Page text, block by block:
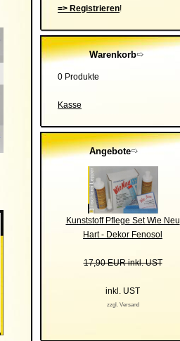
=> Registrieren!
Warenkorb
0 Produkte
Kasse
Angebote
Kunststoff Pflege Set Wie Neu
Hart - Dekor Fenosol
17,90 EUR inkl. UST
inkl. UST
zzgl. Versand